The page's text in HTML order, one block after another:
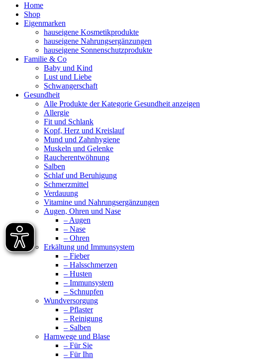
Home
Shop
Eigenmarken
hauseigene Kosmetikprodukte
hauseigene Nahrungsergänzungen
hauseigene Sonnenschutzprodukte
Familie & Co
Baby und Kind
Lust und Liebe
Schwangerschaft
Gesundheit
Alle Produkte der Kategorie Gesundheit anzeigen
Allergie
Fit und Schlank
Kopf, Herz und Kreislauf
Mund und Zahnhygiene
Muskeln und Gelenke
Raucherentwöhnung
Salben
Schlaf und Beruhigung
Schmerzmittel
Verdauung
Vitamine und Nahrungsergänzungen
Augen, Ohren und Nase
– Augen
– Nase
– Ohren
Erkältung und Immunsystem
– Fieber
– Halsschmerzen
– Husten
– Immunsystem
– Schnupfen
Wundversorgung
– Pflaster
– Reinigung
– Salben
Harnwege und Blase
– Für Sie
– Für Ihn